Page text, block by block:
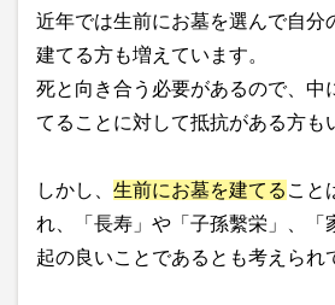
近年では生前にお墓を選んで自分
建てる方も増えています。
死と向き合う必要があるので、中
てることに対して抵抗がある方も
しかし、 生前にお墓を建てる こと
れ、「長寿」や「子孫繫栄」、「
起の良いことであるとも考えられ